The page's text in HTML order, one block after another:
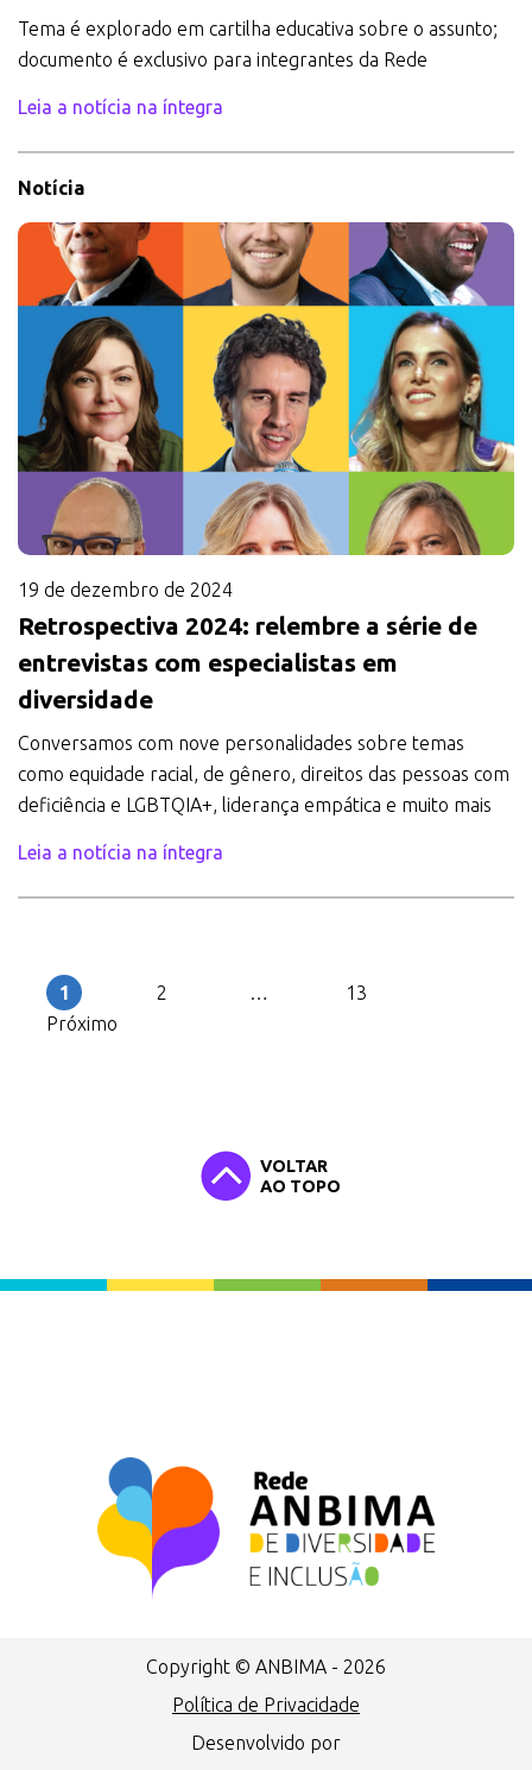
Tema é explorado em cartilha educativa sobre o assunto;
documento é exclusivo para integrantes da Rede
Leia a notícia na íntegra
Notícia
19 de dezembro de 2024
Retrospectiva 2024: relembre a série de
entrevistas com especialistas em
diversidade
Conversamos com nove personalidades sobre temas
como equidade racial, de gênero, direitos das pessoas com
deficiência e LGBTQIA+, liderança empática e muito mais
Leia a notícia na íntegra
posts
1 2 …
13
Próximo
VOLTAR
AO TOPO
Copyright © ANBIMA - 2026
Política de Privacidade
Desenvolvido por